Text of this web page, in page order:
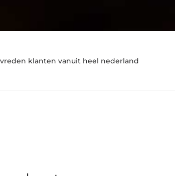
klanten vanuit heel nederland